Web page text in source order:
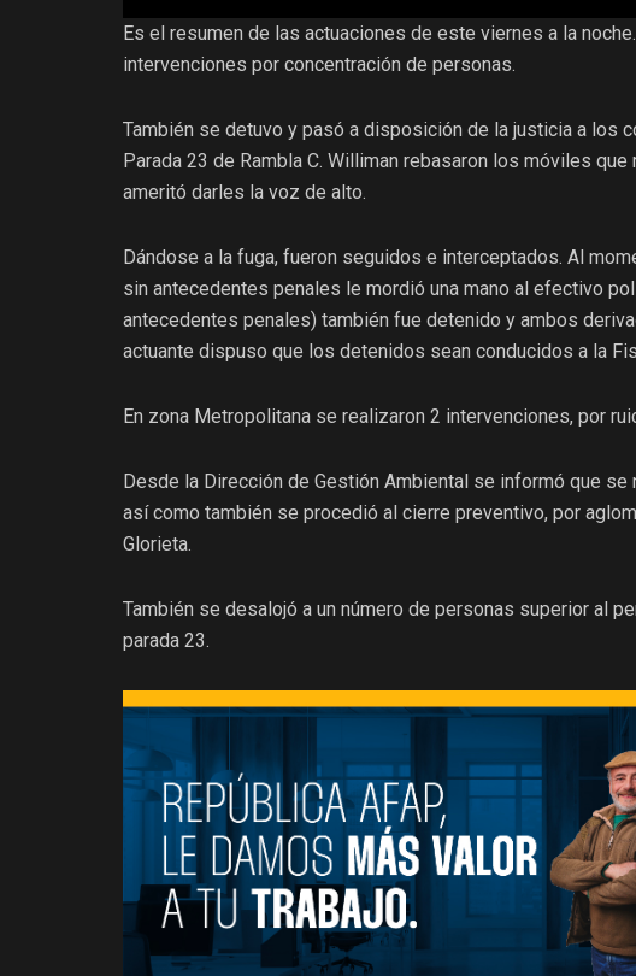
Es el resumen de las actuaciones de este viernes a la
intervenciones por concentración de personas.
También se detuvo y pasó a disposición de la justicia a los
Parada 23 de Rambla C. Williman rebasaron los móviles
ameritó darles la voz de alto.
Dándose a la fuga, fueron seguidos e interceptados. Al
sin antecedentes penales le mordió una mano al efectivo
antecedentes penales) también fue detenido y ambos
actuante dispuso que los detenidos sean conducidos a la
En zona Metropolitana se realizaron 2 intervenciones, por
Desde la Dirección de Gestión Ambiental se informó que
así como también se procedió al cierre preventivo, por
Glorieta.
También se desalojó a un número de personas superior al
parada 23.